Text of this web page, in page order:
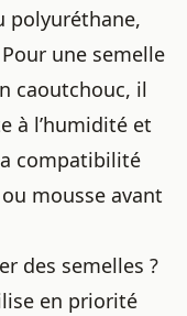
polyuréthane,
une semelle
caoutchouc, il
à l’humidité et
compatibilité
mousse avant
des semelles ?
en priorité